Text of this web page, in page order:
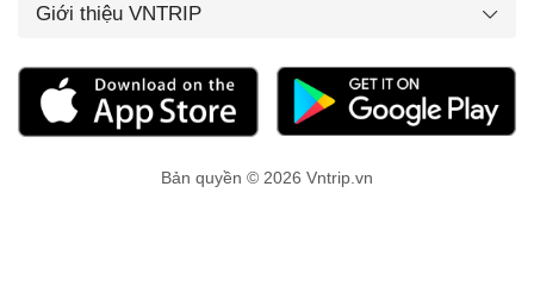
Giới thiệu VNTRIP
Bản quyền © 2026 Vntrip.vn